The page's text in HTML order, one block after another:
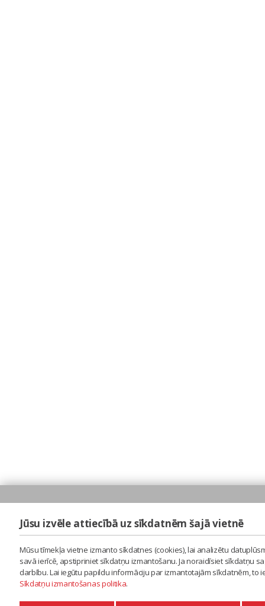
Jūsu izvēle attiecībā uz sīkdatnēm šajā vietnē
Mūsu tīmekļa vietne izmanto sīkdatnes (cookies), lai analizētu
savā ierīcē, apstipriniet sīkdatņu izmantošanu. Ja noraidīsiet sīkdatņu
darbību. Lai iegūtu papildu informāciju par izmantotajām sīkdatnēm,
Sīkdatņu izmantošanas politika.